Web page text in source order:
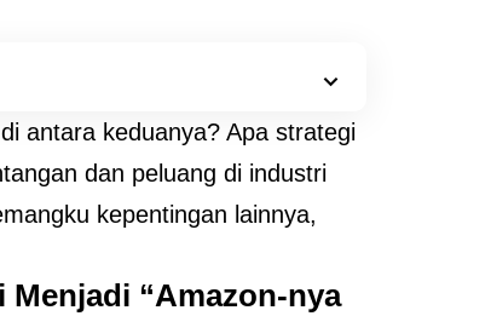
antara keduanya? Apa strategi
dan peluang di industri
kepentingan lainnya,
“Amazon-nya